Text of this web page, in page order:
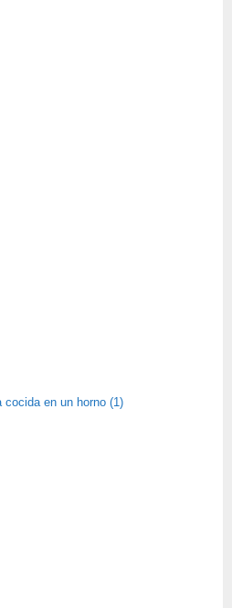
cocida en un horno (1)